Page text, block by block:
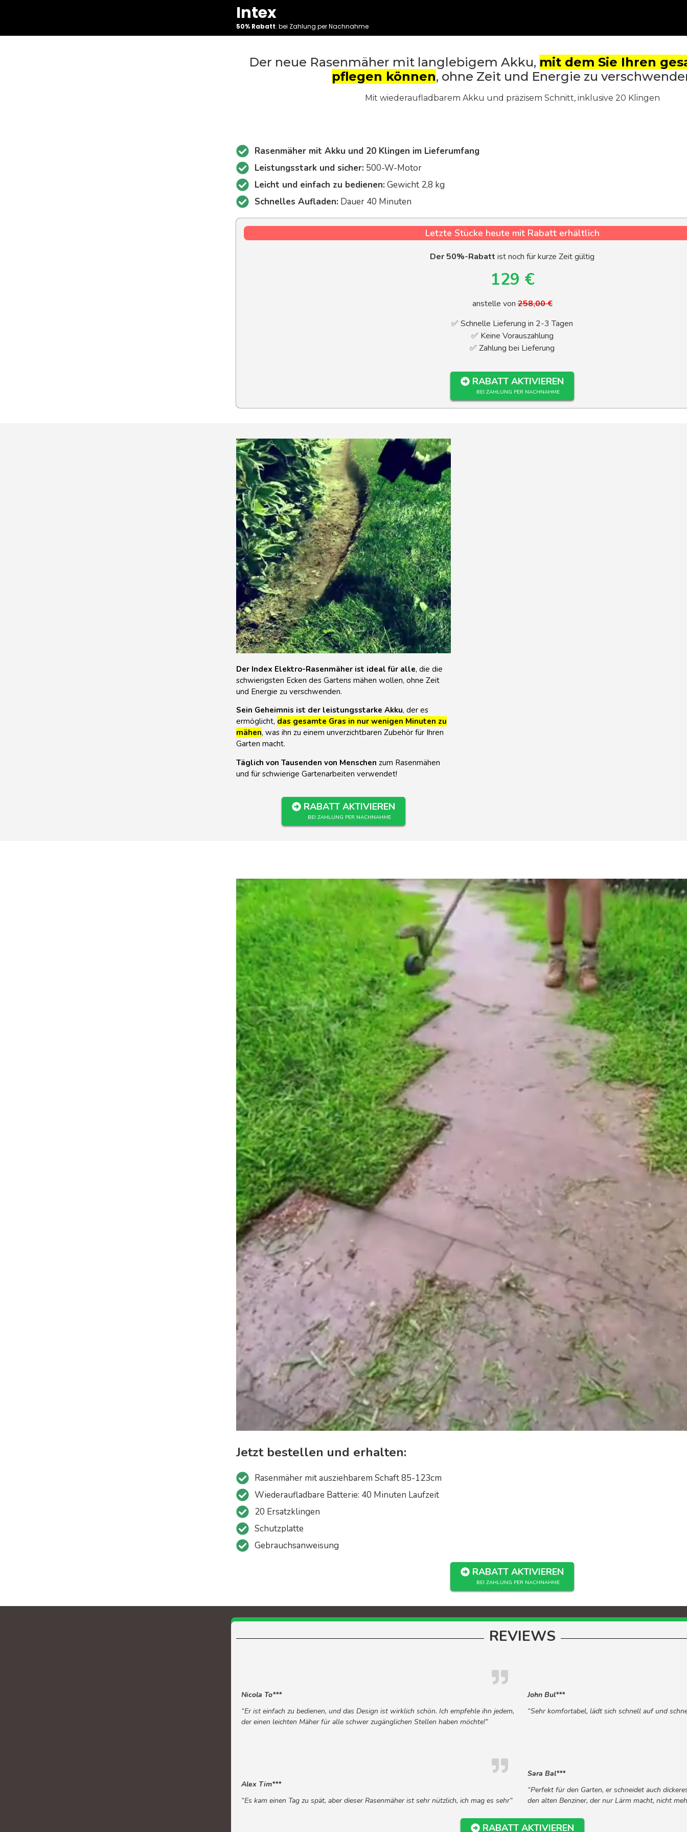
Intex
50% Rabatt: bei Zahlung per Nachnahme
Der neue Rasenmäher mit langlebigem Akku, mit dem Sie Ihren
pflegen können, ohne Zeit und Energie zu
Mit wiederaufladbarem Akku und präzisem Schnitt, inklusive 20 Klingen
Rasenmäher mit Akku und 20 Klingen im Lieferumfang
Leistungsstark und sicher: 500-W-Motor
Leicht und einfach zu bedienen: Gewicht 2,8 kg
Schnelles Aufladen: Dauer 40 Minuten
Letzte Stücke heute mit Rabatt erhältlich
Der 50%-Rabatt ist noch für kurze Zeit gültig
129 €
anstelle von258,00 €
✅ Schnelle Lieferung in 2-3 Tagen
✅ Keine Vorauszahlung
✅ Zahlung bei Lieferung
RABATT AKTIVIEREN
BEI ZAHLUNG PER NACHNAHME
Der Index Elektro-Rasenmäher ist ideal für alle, die die
schwierigsten Ecken des Gartens mähen wollen, ohne Zeit
und Energie zu verschwenden.
Sein Geheimnis ist der leistungsstarke Akku, der es
ermöglicht, das gesamte Gras in nur wenigen Minuten zu
mähen, was ihn zu einem unverzichtbaren Zubehör für Ihren
Garten macht.
Täglich von Tausenden von Menschen zum Rasenmähen
und für schwierige Gartenarbeiten verwendet!
RABATT AKTIVIEREN
BEI ZAHLUNG PER NACHNAHME
Jetzt bestellen und erhalten:
Rasenmäher mit ausziehbarem Schaft 85-123cm
Wiederaufladbare Batterie: 40 Minuten Laufzeit
20 Ersatzklingen
Schutzplatte
Gebrauchsanweisung
RABATT AKTIVIEREN
BEI ZAHLUNG PER NACHNAHME
REVIEWS
Nicola To***
“Er ist einfach zu bedienen, und das Design ist wirklich schön. Ich empfehle ihn jedem,
der einen leichten Mäher für alle schwer zugänglichen Stellen haben möchte!”
Alex Tim***
“Es kam einen Tag zu spät, aber dieser Rasenmäher ist sehr nützlich, ich mag es sehr”
John Bul***
“Sehr komfortabel, lädt sich schnell auf und
Sara Bal***
“Perfekt für den Garten, er schneidet auch
den alten Benziner, der nur Lärm macht, nicht
RABATT AKTIVIEREN